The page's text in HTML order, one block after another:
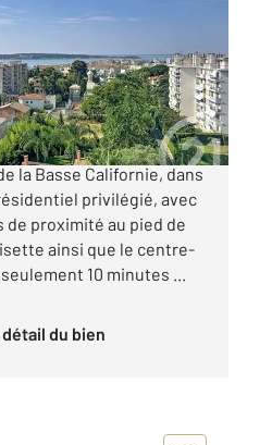
à vendre
€
Au cœur du très
la Basse Californie, dans
privilégié, avec
proximité au pied de
ainsi que le centre-
10 minutes ...
détail du bien